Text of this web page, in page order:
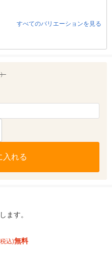
すべてのバリエーションを見る
入れる
ます。
込)無料